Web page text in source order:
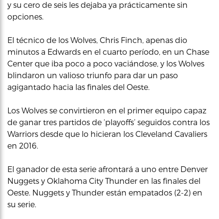
y su cero de seis les dejaba ya prácticamente sin
opciones.
El técnico de los Wolves, Chris Finch, apenas dio
minutos a Edwards en el cuarto período, en un Chase
Center que iba poco a poco vaciándose, y los Wolves
blindaron un valioso triunfo para dar un paso
agigantado hacia las finales del Oeste.
Los Wolves se convirtieron en el primer equipo capaz
de ganar tres partidos de ‘playoffs’ seguidos contra los
Warriors desde que lo hicieran los Cleveland Cavaliers
en 2016.
El ganador de esta serie afrontará a uno entre Denver
Nuggets y Oklahoma City Thunder en las finales del
Oeste. Nuggets y Thunder están empatados (2-2) en
su serie.